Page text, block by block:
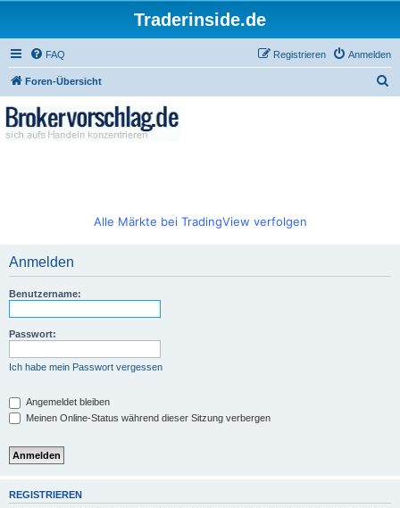
Traderinside.de
FAQ Anmelden
Registrieren
Foren-Übersicht
Alle Märkte bei TradingView verfolgen
Anmelden
Benutzername:
Passwort:
Ich habe mein Passwort vergessen
Angemeldet bleiben
Meinen Online-Status während dieser Sitzung verbergen
REGISTRIEREN